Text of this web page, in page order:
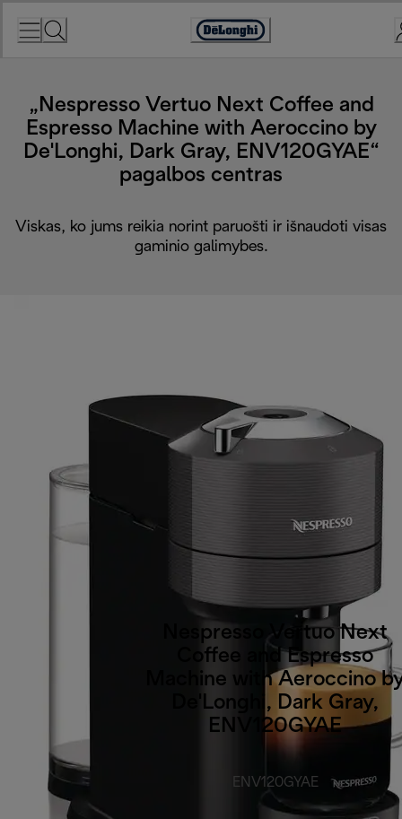
Accessibility
„Nespresso Vertuo Next Coffee and
Espresso Machine with Aeroccino by
De'Longhi, Dark Gray, ENV120GYAE“
pagalbos centras
Viskas, ko jums reikia norint paruošti ir išnaudoti visas
gaminio galimybes.
Nespresso Vertuo Next
Coffee and Espresso
Machine with Aeroccino
De'Longhi, Dark Gray,
ENV120GYAE
ENV120GYAE